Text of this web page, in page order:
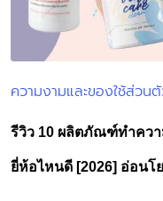
Posted
ความงามและของใช้ส่วน
รีวิว 10 ผลิตภัณฑ์ทำคว
ยี่ห้อไหนดี [2026] อ่อนโ